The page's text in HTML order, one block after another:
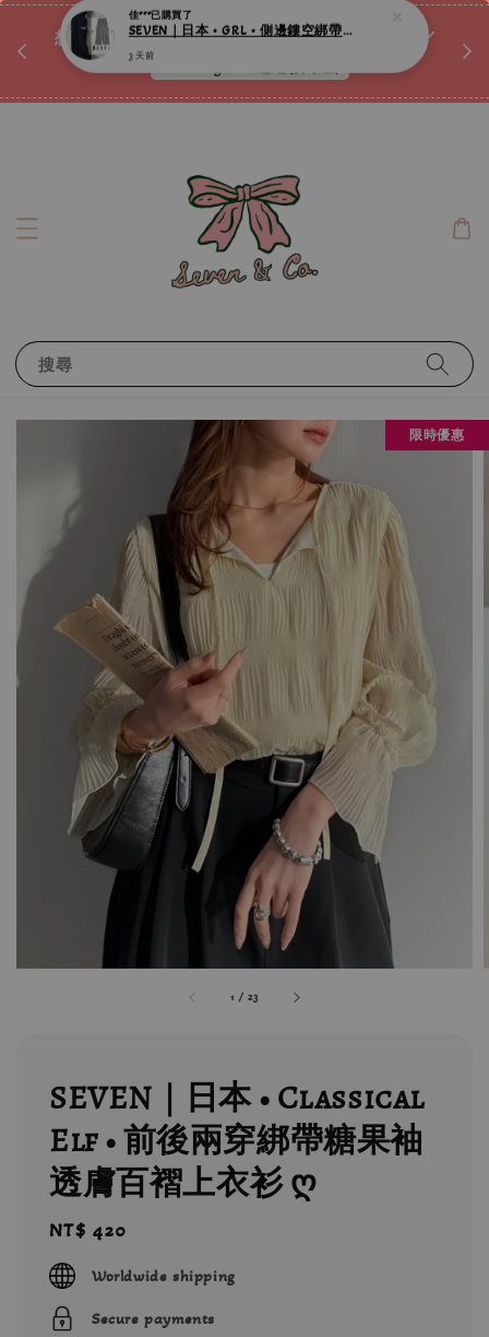
想訂製屬於自己的『水晶手鍊』嗎ꕀ♡ 私訊我們.ᐟ.ᐟ
搜尋
1 /23
限時優惠
SEVEN｜日本 • Classical
Elf • 前後兩穿綁帶糖果袖
透膚百褶上衣衫 ღ
Regular
price
NT$ 420
Worldwide shipping
Secure payments